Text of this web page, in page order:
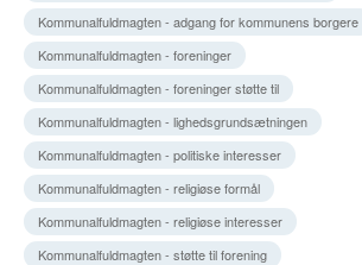
Kommunalfuldmagten - adgang for kommunens borgere
Kommunalfuldmagten - foreninger
Kommunalfuldmagten - foreninger støtte til
Kommunalfuldmagten - lighedsgrundsætningen
Kommunalfuldmagten - politiske interesser
Kommunalfuldmagten - religiøse formål
Kommunalfuldmagten - religiøse interesser
Kommunalfuldmagten - støtte til forening